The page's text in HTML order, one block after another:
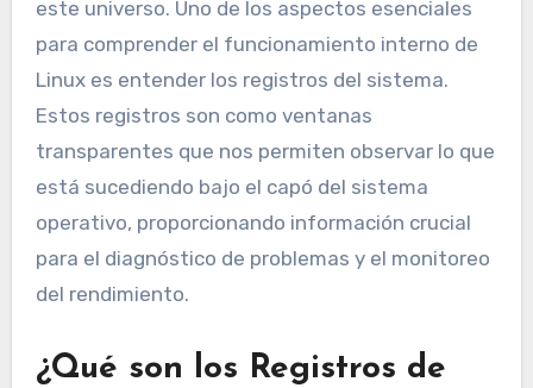
este universo. Uno de los aspectos esenciales
para comprender el funcionamiento interno de
Linux es entender los registros del sistema.
Estos registros son como ventanas
transparentes que nos permiten observar lo que
está sucediendo bajo el capó del sistema
operativo, proporcionando información crucial
para el diagnóstico de problemas y el monitoreo
del rendimiento.
¿Qué son los Registros de